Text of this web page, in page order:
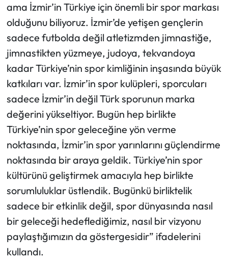
ama İzmir’in Türkiye için önemli bir spor markası
olduğunu biliyoruz. İzmir’de yetişen gençlerin
sadece futbolda değil atletizmden jimnastiğe,
jimnastikten yüzmeye, judoya, tekvandoya
kadar Türkiye’nin spor kimliğinin inşasında büyük
katkıları var. İzmir’in spor kulüpleri, sporcuları
sadece İzmir’in değil Türk sporunun marka
değerini yükseltiyor. Bugün hep birlikte
Türkiye’nin spor geleceğine yön verme
noktasında, İzmir’in spor yarınlarını güçlendirme
noktasında bir araya geldik. Türkiye’nin spor
kültürünü geliştirmek amacıyla hep birlikte
sorumluluklar üstlendik. Bugünkü birliktelik
sadece bir etkinlik değil, spor dünyasında nasıl
bir geleceği hedeflediğimiz, nasıl bir vizyonu
paylaştığımızın da göstergesidir” ifadelerini
kullandı.